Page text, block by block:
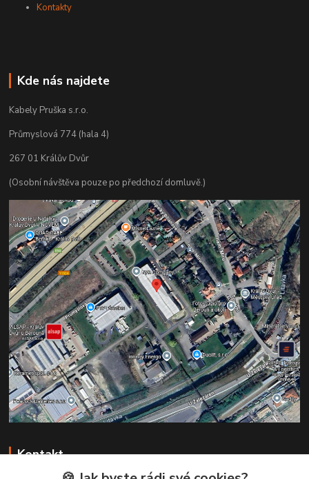
Kontakty
Kde nás najdete
Kabely Pruška s.r.o.
Průmyslová 774 (hala 4)
267 01 Králův Dvůr
(Osobní návštěva pouze po předchozí domluvě.)
Kontakt